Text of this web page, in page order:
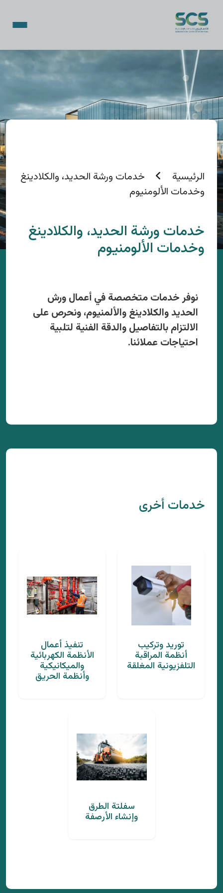
الرئيسية
خدمات ورشة الحديد، والكلادينغ
وخدمات الألومنيوم
خدمات ورشة الحديد، والكلادينغ
وخدمات الألومنيوم
نوفر خدمات متخصصة في أعمال ورش
الحديد والكلادينغ والألمنيوم، ونحرص على
الالتزام بالتفاصيل والدقة الفنية لتلبية
احتياجات عملائنا.
خدمات أخرى
توريد وتركيب
أنظمة المراقبة
التلفزيونية المغلقة
نختص بتقديم حلول
تنفيذ أعمال
الأنظمة الكهربائية
والميكانيكية
وأنظمة الحريق
سفلتة الطرق
وإنشاء الأرصفة